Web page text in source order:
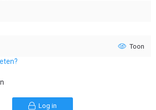
Toon
Log in